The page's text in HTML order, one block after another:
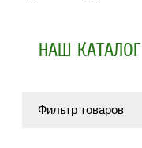
НАШ КАТАЛОГ
Фильтр товаров